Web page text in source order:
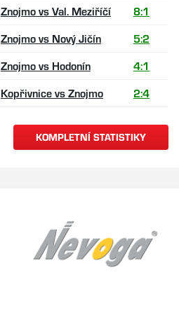
Znojmo vs Val. Meziříčí 8:1
Znojmo vs Nový Jičín 5:2
Znojmo vs Hodonín 4:1
Kopřivnice vs Znojmo 2:4
KOMPLETNÍ STATISTIKY